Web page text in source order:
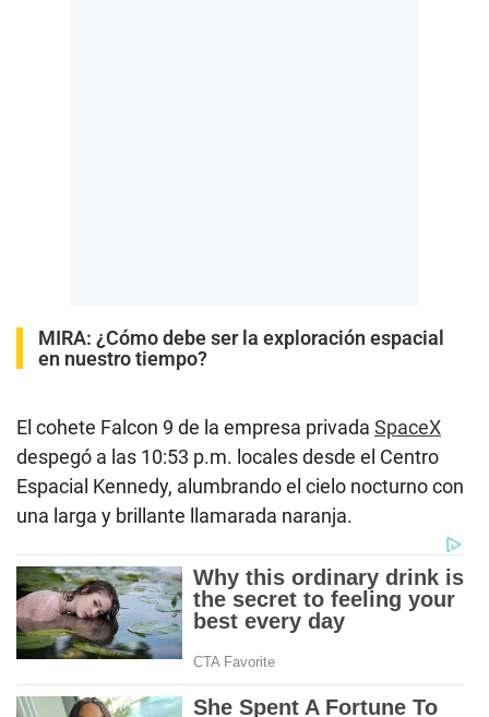
MIRA: ¿Cómo debe ser la exploración espacial
en nuestro tiempo?
El cohete Falcon 9 de la empresa privada SpaceX
despegó a las 10:53 p.m. locales desde el Centro
Espacial Kennedy, alumbrando el cielo nocturno con
una larga y brillante llamarada naranja.